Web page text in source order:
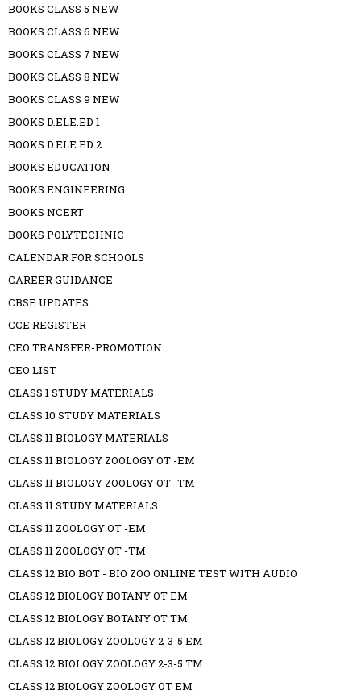
BOOKS CLASS 5 NEW
BOOKS CLASS 6 NEW
BOOKS CLASS 7 NEW
BOOKS CLASS 8 NEW
BOOKS CLASS 9 NEW
BOOKS D.ELE.ED 1
BOOKS D.ELE.ED 2
BOOKS EDUCATION
BOOKS ENGINEERING
BOOKS NCERT
BOOKS POLYTECHNIC
CALENDAR FOR SCHOOLS
CAREER GUIDANCE
CBSE UPDATES
CCE REGISTER
CEO TRANSFER-PROMOTION
CEO LIST
CLASS 1 STUDY MATERIALS
CLASS 10 STUDY MATERIALS
CLASS 11 BIOLOGY MATERIALS
CLASS 11 BIOLOGY ZOOLOGY OT -EM
CLASS 11 BIOLOGY ZOOLOGY OT -TM
CLASS 11 STUDY MATERIALS
CLASS 11 ZOOLOGY OT -EM
CLASS 11 ZOOLOGY OT -TM
CLASS 12 BIO BOT - BIO ZOO ONLINE TEST WITH AUDIO
CLASS 12 BIOLOGY BOTANY OT EM
CLASS 12 BIOLOGY BOTANY OT TM
CLASS 12 BIOLOGY ZOOLOGY 2-3-5 EM
CLASS 12 BIOLOGY ZOOLOGY 2-3-5 TM
CLASS 12 BIOLOGY ZOOLOGY OT EM